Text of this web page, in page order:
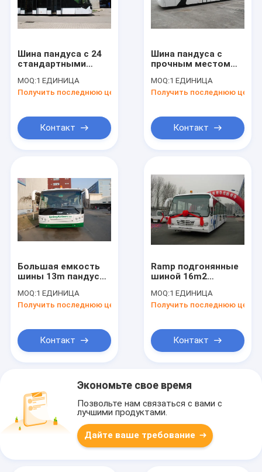
Шина пандуса с 24
стандартными
подгонянной
конструкцией
MOQ:1 ЕДИНИЦА
Получить последнюю цену
Контакт
Шина пандуса с
прочным местом
подъема
обслуживания
MOQ:1 ЕДИНИЦА
Получить последнюю цену
Контакт
Большая емкость
шины 13m пандуса
пассажира стоящая
MOQ:1 ЕДИНИЦА
Получить последнюю цену
Контакт
Ramp подгонянные
шиной 16m2
стоящие места
зоны 13 4 двери
MOQ:1 ЕДИНИЦА
Получить последнюю цену
Контакт
Экономьте свое время
Позвольте нам связаться с вами с
лучшими продуктами.
Дайте ваше требование